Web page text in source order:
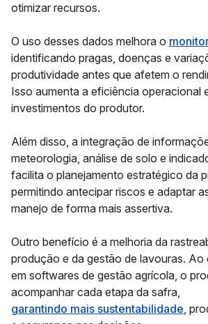
otimizar recursos.
O uso desses dados melhora o
identificando pragas, doenças e
produtividade antes que afetem o
Isso aumenta a eficiência operacional
investimentos do produtor.
Além disso, a integração de
meteorologia, análise de solo e
facilita o planejamento estratégico da
permitindo antecipar riscos e adaptar
manejo de forma mais assertiva.
Outro benefício é a melhoria da
produção e da gestão de lavouras. Ao
em softwares de gestão agrícola, o
acompanhar cada etapa da safra,
garantindo mais sustentabilidade,